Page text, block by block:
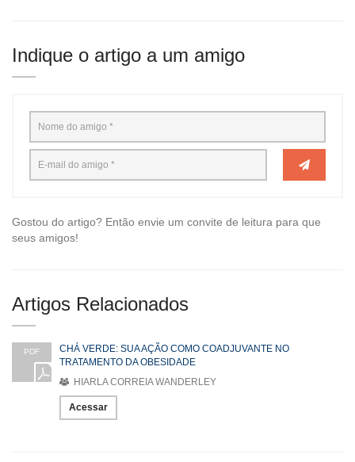
Indique o artigo a um amigo
Gostou do artigo? Então envie um convite de leitura para que
seus amigos!
Artigos Relacionados
PDF
CHÁ VERDE: SUA AÇÃO COMO COADJUVANTE NO
TRATAMENTO DA OBESIDADE
HIARLA CORREIA WANDERLEY
Acessar